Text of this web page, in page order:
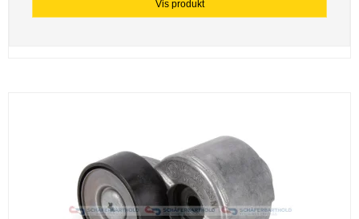
Vis produkt